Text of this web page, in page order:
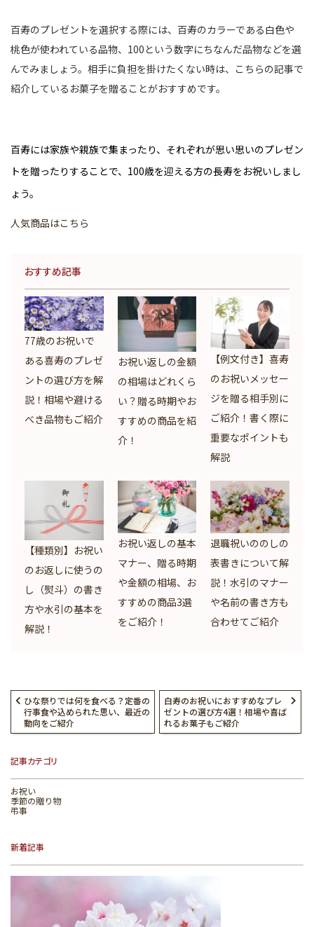
百寿のプレゼントを選択する際には、百寿のカラーである白色や
桃色が使われている品物、100という数字にちなんだ品物などを選
んでみましょう。相手に負担を掛けたくない時は、こちらの記事で
紹介しているお菓子を贈ることがおすすめです。
百寿には家族や親族で集まったり、それぞれが思い思いのプレゼン
トを贈ったりすることで、100歳を迎える方の長寿をお祝いしまし
ょう。
人気商品はこちら
おすすめ記事
77歳のお祝いで
ある喜寿のプレゼ
ントの選び方を解
説！相場や避ける
べき品物もご紹介
お祝い返しの金額
の相場はどれくら
い？贈る時期やお
すすめの商品を紹
介！
【例文付き】喜寿
のお祝いメッセー
ジを贈る相手別に
ご紹介！書く際に
重要なポイントも
解説
【種類別】お祝い
のお返しに使うの
し（熨斗）の書き
方や水引の基本を
解説！
お祝い返しの基本
マナー、贈る時期
や金額の相場、お
すすめの商品3選
をご紹介！
退職祝いののしの
表書きについて解
説！水引のマナー
や名前の書き方も
合わせてご紹介
ひな祭りでは何を食べる？定番の
行事食や込められた思い、最近の
動向をご紹介
白寿のお祝いにおすすめなプレ
ゼントの選び方4選！相場や喜ば
れるお菓子もご紹介
記事カテゴリ
お祝い
季節の贈り物
弔事
新着記事